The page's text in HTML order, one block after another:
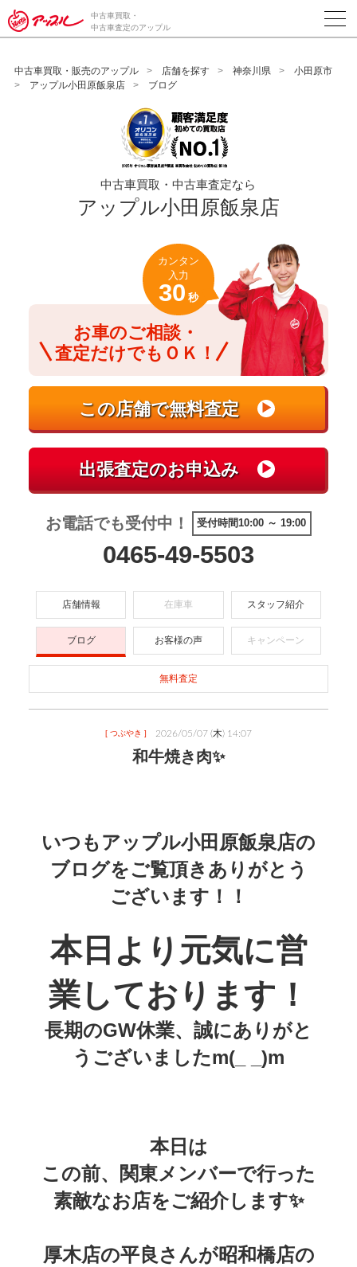
/*ABテスト_新規査定フォームの為のCVボタン*/
中古車買取・
中古車査定のアップル
中古車買取・販売のアップル 店舗を探す 神奈川県
小田原市
アップル小田原飯泉店
ブログ
中古車買取・中古車査定なら
アップル小田原飯泉店
お車のご相談・
査定だけでもＯＫ！
カンタン
入力
30 秒
お電話でも受付中！ 受付時間10:00 ～ 19:00
0465-49-5503
店舗情報 在庫車 スタッフ紹介
ブログ お客様の声 キャンペーン
無料査定
[ つぶやき ] 2026/05/07 (木) 14:07
和牛焼き肉✨
いつもアップル小田原飯泉店の
ブログをご覧頂きありがとう
ございます！！
本日より元気に営
業しております！
長期のGW休業、誠にありがと
うございましたm(_ _)m
本日は
この前、関東メンバーで行った
素敵なお店をご紹介します✨️
厚木店の平良さんが昭和橋店の